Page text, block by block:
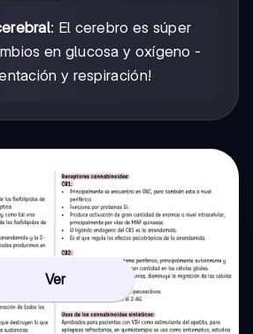
: El cerebro es súper
en glucosa y oxígeno -
y respiración!
Ver